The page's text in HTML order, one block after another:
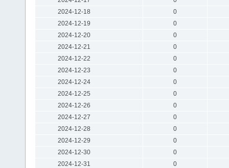
2024-12-18
0
2024-12-19
0
2024-12-20
0
2024-12-21
0
2024-12-22
0
2024-12-23
0
2024-12-24
0
2024-12-25
0
2024-12-26
0
2024-12-27
0
2024-12-28
0
2024-12-29
0
2024-12-30
0
2024-12-31
0